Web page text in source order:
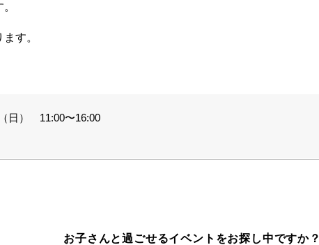
す。
日） 11:00〜16:00
お子さんと過ごせるイベントをお探し中ですか？